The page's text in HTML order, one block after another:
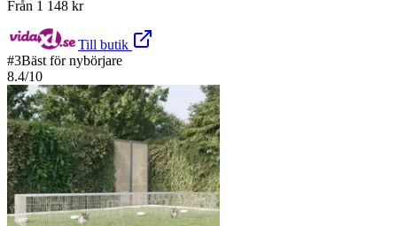
Från 1 148 kr
Till butik
#3Bäst för nybörjare
8.4/10